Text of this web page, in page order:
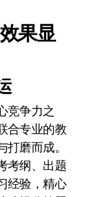
果显
竞争力之
合专业的教
磨而成。
考纲、出题
经验，精心